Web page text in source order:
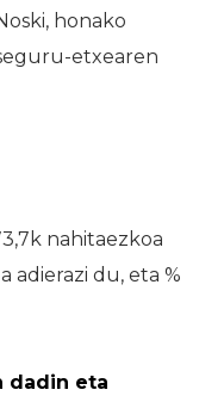
honako
etxearen
nahitaezkoa
adierazi du, eta %
dadin eta